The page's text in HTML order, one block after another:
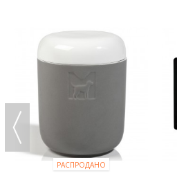
РАСПРОДАНО